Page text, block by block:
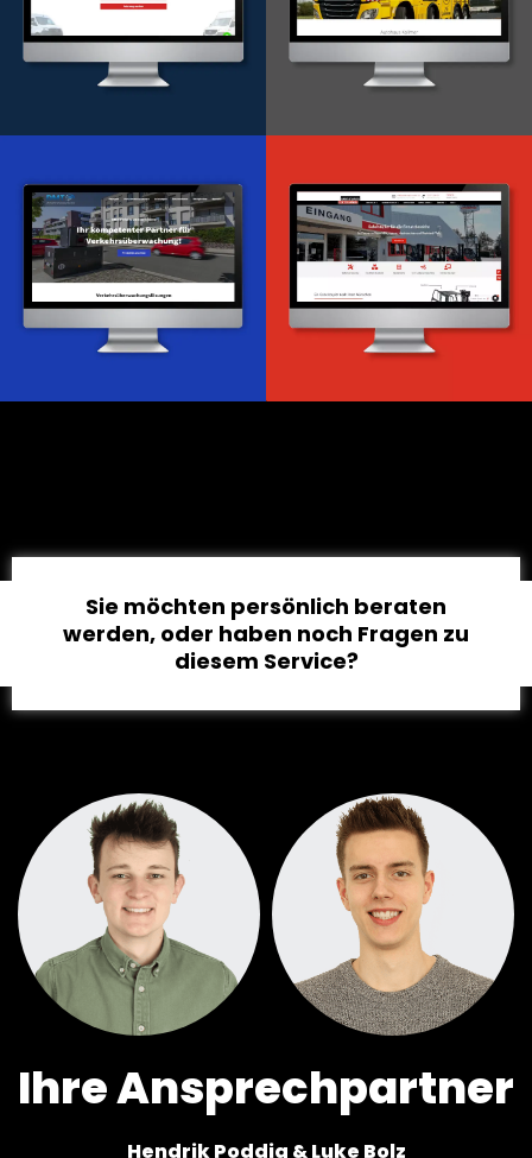
WordPress Entwicklung
Webdesign & -entwicklung
Sie möchten persönlich beraten
werden, oder haben noch Fragen zu
diesem Service?
Ihre Ansprechpartner
Hendrik Poddig & Luke Bolz